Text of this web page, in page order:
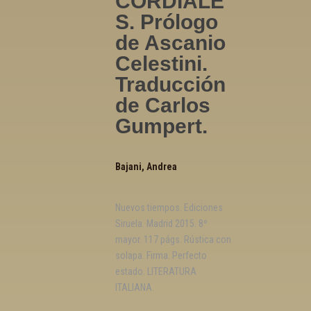
S. Prólogo
de Ascanio
Celestini.
Traducción
de Carlos
Gumpert.
Bajani, Andrea
Nuevos tiempos. Ediciones
Siruela. Madrid 2015. 8º
mayor. 117 págs. Rústica con
solapa. Firma. Perfecto
estado. LITERATURA
ITALIANA.